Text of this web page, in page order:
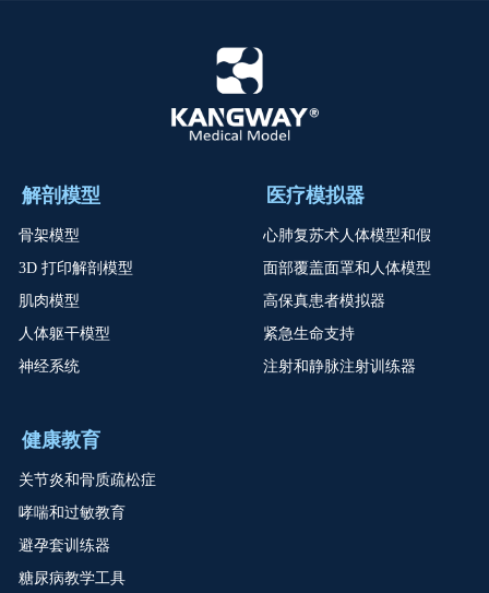
解剖模型
骨架模型
3D 打印解剖模型
肌肉模型
人体躯干模型
神经系统
医疗模拟器
心肺复苏术人体模型和假
面部覆盖面罩和人体模型
高保真患者模拟器
紧急生命支持
注射和静脉注射训练器
健康教育
关节炎和骨质疏松症
哮喘和过敏教育
避孕套训练器
糖尿病教学工具